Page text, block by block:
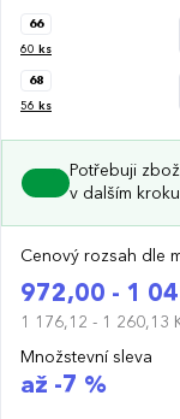
66
60 ks
68
56 ks
Potřebuji
v dalším kroku
Cenový rozsah dle
972,00 - 1
1 176,12 - 1 260,13
Množstevní sleva
až -7 %